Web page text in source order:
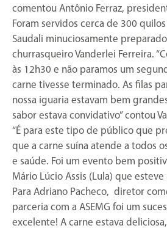
comentou Antônio Ferraz,
Foram servidos cerca de 300
Saudali minuciosamente
churrasqueiro Vanderlei Ferreira.
às 12h30 e não paramos um
carne tivesse terminado. As filas
nossa iguaria estavam bem
sabor estava convidativo” contou
“É para este tipo de público que
que a carne suína atende a todos
e saúde. Foi um evento bem
Mário Lúcio Assis (Lula) que
Para Adriano Pacheco, diretor
parceria com a ASEMG foi um
excelente! A carne estava